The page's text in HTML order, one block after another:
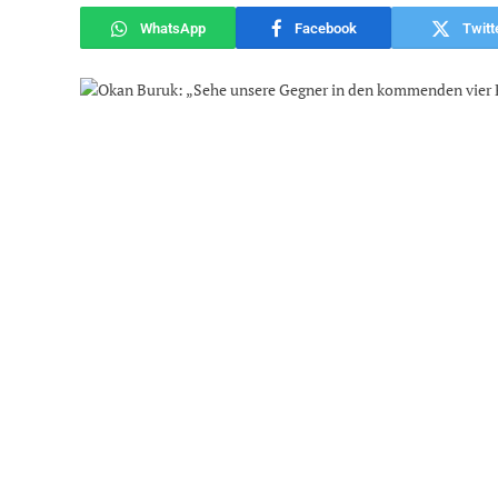
WhatsApp Facebook